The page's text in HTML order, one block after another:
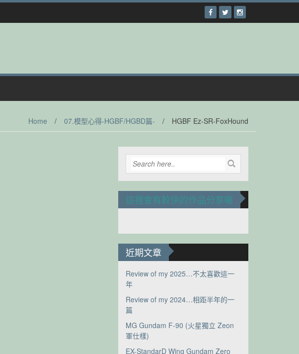
Home / 07.模型心得-HGBF/HGBD篇- / HGBF Ez-SR-FoxHound
這裡會有較快的作品分享喔
近期文章
Review of my 2025…不太喜歡這一
年
Review of my 2024…相距半年的一
篇
MG Gundam F-90 (火星獨立 Zeon
軍仕樣)
EX-StandarD Wing Gundam Zero